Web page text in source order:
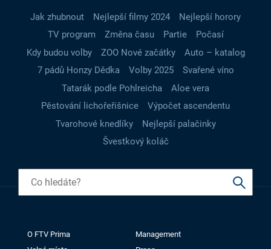
Jak zhubnout Nejlepší filmy 2024
Nejlepší horory
TV program
Změna času Partie
Počasí
Kdy budou volby
ZOO Nové začátky
Auto – katalog
7 pádů Honzy Dědka
Volby 2025
Svařené víno
Tatarák podle Pohlreicha
Aloe vera
Pěstování lichořeřišnice
Výpočet ascendentu
Tvarohové knedlíky
Nejlepší palačinky
Švestkový koláč
O FTV Prima
Management